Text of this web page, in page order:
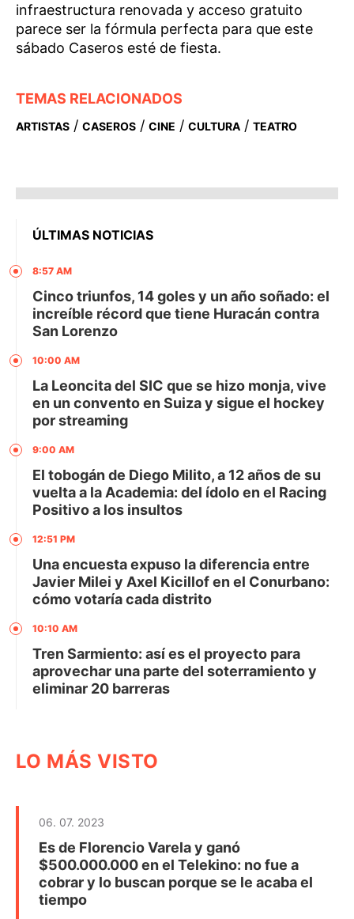
infraestructura renovada y acceso gratuito
parece ser la fórmula perfecta para que este
sábado Caseros esté de fiesta.
TEMAS RELACIONADOS
ARTISTAS / CASEROS / CINE / CULTURA / TEATRO
ÚLTIMAS NOTICIAS
8:57 AM
Cinco triunfos, 14 goles y un año soñado: el
increíble récord que tiene Huracán contra
San Lorenzo
10:00 AM
La Leoncita del SIC que se hizo monja, vive
en un convento en Suiza y sigue el hockey
por streaming
9:00 AM
El tobogán de Diego Milito, a 12 años de su
vuelta a la Academia: del ídolo en el Racing
Positivo a los insultos
12:51 PM
Una encuesta expuso la diferencia entre
Javier Milei y Axel Kicillof en el Conurbano:
cómo votaría cada distrito
10:10 AM
Tren Sarmiento: así es el proyecto para
aprovechar una parte del soterramiento y
eliminar 20 barreras
LO MÁS VISTO
06. 07. 2023
Es de Florencio Varela y ganó
$500.000.000 en el Telekino: no fue a
cobrar y lo buscan porque se le acaba el
tiempo